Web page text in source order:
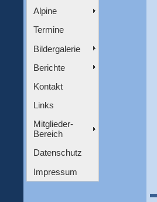
Alpine
Termine
Bildergalerie
Berichte
Kontakt
Links
Mitglieder-
Bereich
Datenschutz
Impressum